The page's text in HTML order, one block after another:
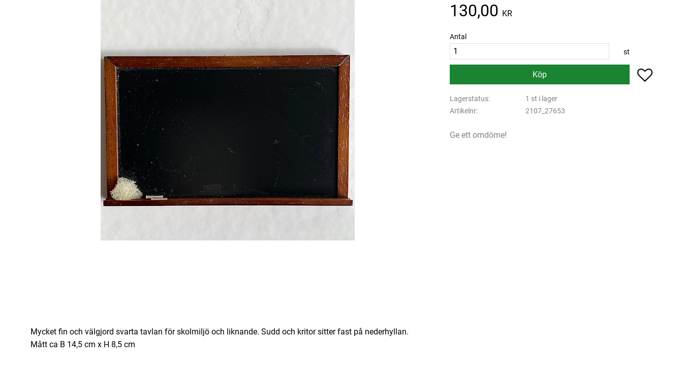
130,00 KR
Antal
st
Köp Lägg till
Lagerstatus
1 st i lager
Artikelnr
2107_27653
Ge ett omdöme!
Mycket fin och välgjord svarta tavlan för skolmiljö och liknande. Sudd och kritor sitter fast på nederhyllan.
Mått ca B 14,5 cm x H 8,5 cm